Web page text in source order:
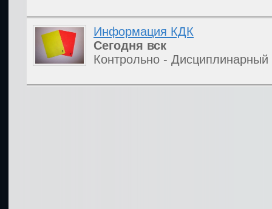
Информация КДК
Сегодня вск
Контрольно -